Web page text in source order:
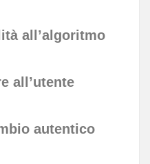
all’algoritmo
all’utente
autentico